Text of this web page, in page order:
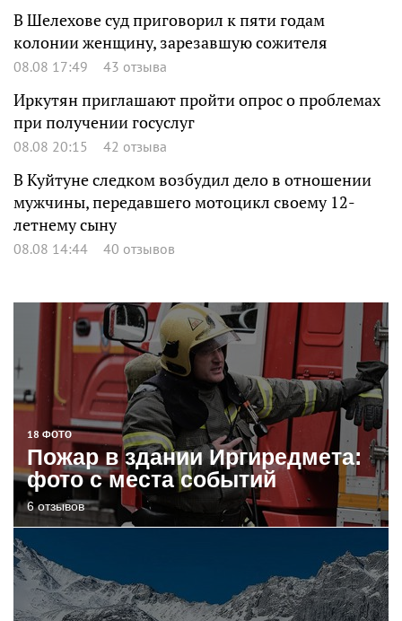
В Шелехове суд приговорил к пяти годам
колонии женщину, зарезавшую сожителя
08.08 17:49 43 отзыва
Иркутян приглашают пройти опрос о проблемах
при получении госуслуг
08.08 20:15 42 отзыва
В Куйтуне следком возбудил дело в отношении
мужчины, передавшего мотоцикл своему 12-
летнему сыну
08.08 14:44 40 отзывов
18 ФОТО
Пожар в здании Иргиредмета:
фото с места событий
6 отзывов